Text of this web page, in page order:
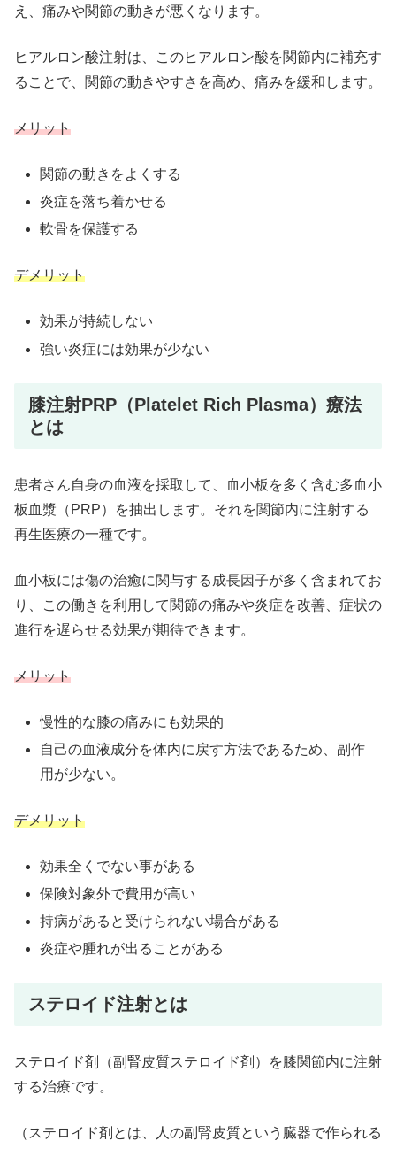
え、痛みや関節の動きが悪くなります。
ヒアルロン酸注射は、このヒアルロン酸を関節内に補充す
ることで、関節の動きやすさを高め、痛みを緩和します。
メリット
関節の動きをよくする
炎症を落ち着かせる
軟骨を保護する
デメリット
効果が持続しない
強い炎症には効果が少ない
膝注射PRP（Platelet Rich Plasma）療法
とは
患者さん自身の血液を採取して、血小板を多く含む多血小
板血漿（PRP）を抽出します。それを関節内に注射する
再生医療の一種です。
血小板には傷の治癒に関与する成長因子が多く含まれてお
り、この働きを利用して関節の痛みや炎症を改善、症状の
進行を遅らせる効果が期待できます。
メリット
慢性的な膝の痛みにも効果的
自己の血液成分を体内に戻す方法であるため、副作
用が少ない。
デメリット
効果全くでない事がある
保険対象外で費用が高い
持病があると受けられない場合がある
炎症や腫れが出ることがある
ステロイド注射とは
ステロイド剤（副腎皮質ステロイド剤）を膝関節内に注射
する治療です。
（ステロイド剤とは、人の副腎皮質という臓器で作られる